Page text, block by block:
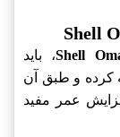
Shell، باید
کرده و طبق آن
عمر مفید